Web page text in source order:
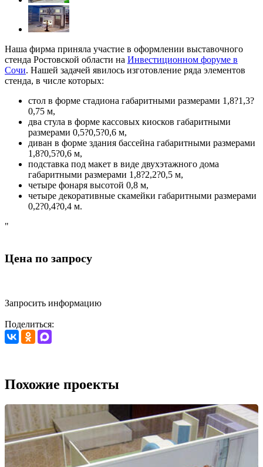
Наша фирма приняла участие в оформлении выставочного
стенда Ростовской области на Инвестиционном форуме в
Сочи. Нашей задачей явилось изготовление ряда элементов
стенда, в числе которых:
стол в форме стадиона габаритными размерами 1,8?1,3?
0,75 м,
два стула в форме кассовых киосков габаритными
размерами 0,5?0,5?0,6 м,
диван в форме здания бассейна габаритными размерами
1,8?0,5?0,6 м,
подставка под макет в виде двухэтажного дома
габаритными размерами 1,8?2,2?0,5 м,
четыре фонаря высотой 0,8 м,
четыре декоративные скамейки габаритными размерами
0,2?0,4?0,4 м.
"
Цена по запросу
Запросить информацию
Поделиться:
Похожие проекты